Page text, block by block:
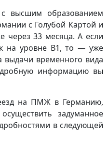
высшим образованием
с Голубой Картой и
через 33 месяца. А если
на уровне B1, то — уже
выдачи временного вида
информацию вы
на ПМЖ в Германию,
задуманное
в следующей